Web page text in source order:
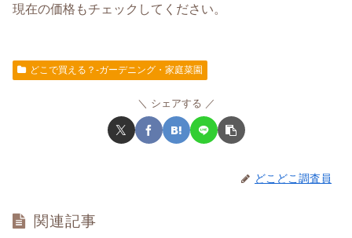
現在の価格もチェックしてください。
どこで買える？-ガーデニング・家庭菜園
シェアする
どこどこ調査員
関連記事